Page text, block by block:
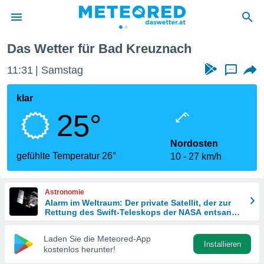
wurde
dass
sind.
diese
Das Wetter für Bad Kreuznach
11:31 Samstag ...
klar
25°
gefühlte Temperatur 26°
Nordosten
10
27 km/h
Astronomie
Alarm im Weltraum: Der private Satellit, der zur
Rettung des Swift-Teleskops der NASA entsandt
Laden Sie die Meteored-App
kostenlos herunter!
Installieren